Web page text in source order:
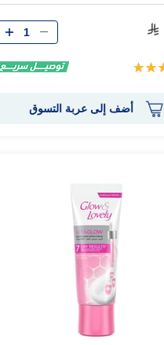
الكمية
أضف إلى عربة التسوق